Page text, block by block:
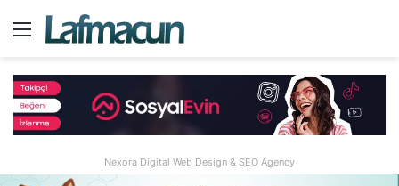
Menü
Nexora Digital Web Design & SEO Agency